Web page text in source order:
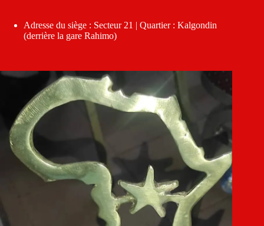
Adresse du siège : Secteur 21 | Quartier : Kalgondin
(derrière la gare Rahimo)